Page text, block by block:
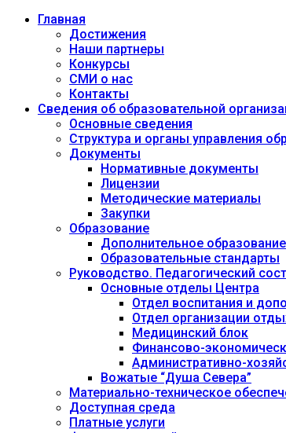
Главная
Достижения
Наши партнеры
Конкурсы
СМИ о нас
Контакты
Сведения об образовательной
Основные сведения
Структура и органы управления
Документы
Нормативные документы
Лицензии
Методические материалы
Закупки
Образование
Дополнительное образование
Образовательные стандарты
Руководство. Педагогический
Основные отделы Центра
Отдел воспитания и
Отдел организации
Медицинский блок
Финансово-
Административно-
Вожатые “Душа Севера”
Материально-техническое
Доступная среда
Платные услуги